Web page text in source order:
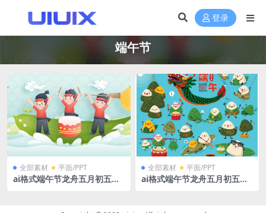
登录
端午节
全部素材 平面/PPT
ai格式端午节龙舟五月初五粽
全部素材 平面/PPT
ai格式端午节龙舟五月初五粽